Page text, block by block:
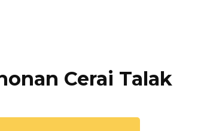
Cerai Talak